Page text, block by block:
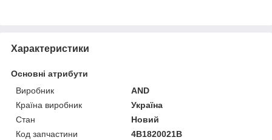
Характеристики
Основні атрибути
Виробник
AND
Країна виробник
Україна
Стан
Новий
Код запчастини
4B1820021B